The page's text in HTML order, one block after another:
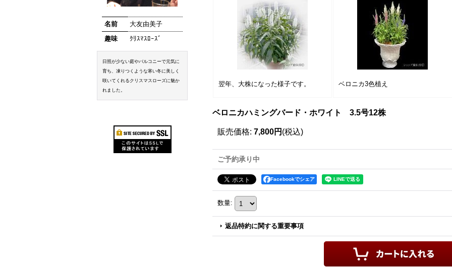
名前
大友由美子
趣味
ｸﾘｽﾏｽﾛｰｽﾞ
日照が少ない庭やバルコニーで元気に
育ち、凍りつくような寒い冬に美しく
咲いてくれるクリスマスローズに魅か
れました。
翌年、大株になった様子です。 ベロニカ3色植え
ベロニカハミングバード・ホワイト 3.5号12株
販売価格: 7,800円 (税込)
ご予約承り中
Facebookでシェア
数量:
返品特約に関する重要事項